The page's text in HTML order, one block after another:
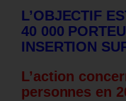
L’OBJECTIF
40 000
INSERTION
L’action
personnes en